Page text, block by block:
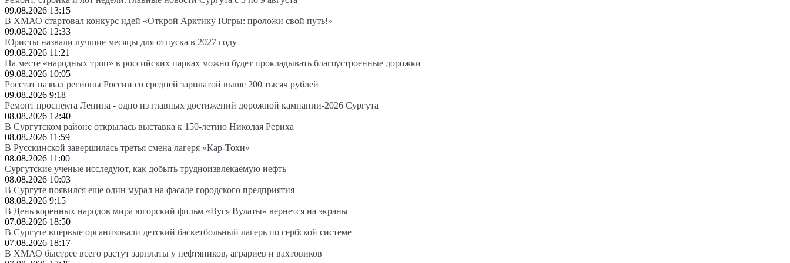
09.08.2026 13:15
В ХМАО стартовал конкурс идей «Открой Арктику Югры: проложи свой путь!»
09.08.2026 12:33
Юристы назвали лучшие месяцы для отпуска в 2027 году
09.08.2026 11:21
На месте «народных троп» в российских парках можно будет прокладывать благоустроенные дорожки
09.08.2026 10:05
Росстат назвал регионы России со средней зарплатой выше 200 тысяч рублей
09.08.2026 9:18
Ремонт проспекта Ленина - одно из главных достижений дорожной кампании-2026 Сургута
08.08.2026 12:40
В Сургутском районе открылась выставка к 150-летию Николая Рериха
08.08.2026 11:59
В Русскинской завершилась третья смена лагеря «Кар-Тохи»
08.08.2026 11:00
Сургутские ученые исследуют, как добыть трудноизвлекаемую нефть
08.08.2026 10:03
В Сургуте появился еще один мурал на фасаде городского предприятия
08.08.2026 9:15
В День коренных народов мира югорский фильм «Вуся Вулаты» вернется на экраны
07.08.2026 18:50
В Сургуте впервые организовали детский баскетбольный лагерь по сербской системе
07.08.2026 18:17
В ХМАО быстрее всего растут зарплаты у нефтяников, аграриев и вахтовиков